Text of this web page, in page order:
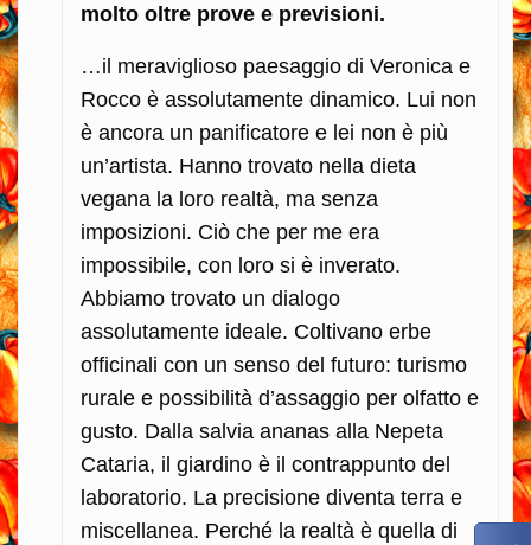
molto oltre prove e previsioni.
…il meraviglioso paesaggio di Veronica e
Rocco è assolutamente dinamico. Lui non
è ancora un panificatore e lei non è più
un’artista. Hanno trovato nella dieta
vegana la loro realtà, ma senza
imposizioni. Ciò che per me era
impossibile, con loro si è inverato.
Abbiamo trovato un dialogo
assolutamente ideale. Coltivano erbe
officinali con un senso del futuro: turismo
rurale e possibilità d’assaggio per olfatto e
gusto. Dalla salvia ananas alla Nepeta
Cataria, il giardino è il contrappunto del
laboratorio. La precisione diventa terra e
miscellanea. Perché la realtà è quella di